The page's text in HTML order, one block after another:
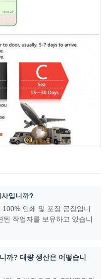
입니까?
인쇄 및 포장 공장입니
작업자를 보유하고 있습니
까? 대량 생산은 어떻습니